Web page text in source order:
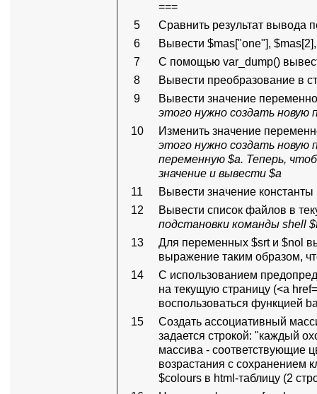
===
5
Сравнить результат вывода
6
Вывести $mas["one"],
7
С помощью var_dump()
8
Вывести преобразование в
9
Вывести значение
этого нужно создать новую
10
Изменить значение
этого нужно создать новую
переменную $a. Теперь,
значение и вывести $a
11
Вывести значение константы
12
Вывести список файлов в
подстановки команды shell
13
Для переменных $srt и $nol
выражение таким образом,
14
С использованием
на текущую страницу (<a
воспользоваться функцией
15
Создать ассоциативный
задается строкой: "каждый
массива - соответствующие
возрастания с сохранением
$colours в html-таблицу (2